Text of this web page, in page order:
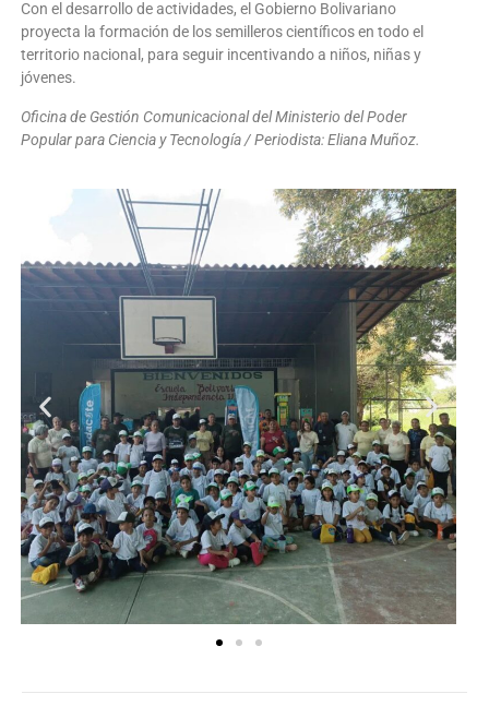
Con el desarrollo de actividades, el Gobierno Bolivariano
proyecta la formación de los semilleros científicos en todo el
territorio nacional, para seguir incentivando a niños, niñas y
jóvenes.
Oficina de Gestión Comunicacional del Ministerio del Poder
Popular para Ciencia y Tecnología / Periodista: Eliana Muñoz.